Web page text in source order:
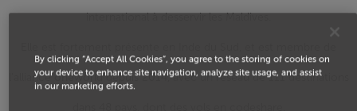
international à desservir les Maldives.
l'alliance oneworld depuis 2014, avec un réseau de 111 destinations
By clicking “Accept All Cookies”, you agree to the storing of cookies on
your device to enhance site navigation, analyze site usage, and assist
in our marketing efforts.